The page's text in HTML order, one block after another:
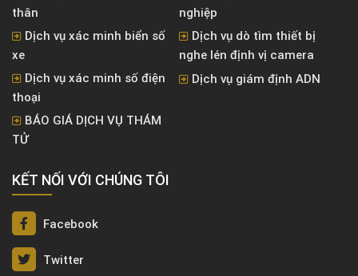
thân
nghiệp
Dịch vụ xác minh biển số
xe
Dịch vụ dò tìm thiết bị
nghe lén định vị camera
Dịch vụ xác minh số điện
thoại
Dịch vụ giám định ADN
BÁO GIÁ DỊCH VỤ THÁM
TỬ
KẾT NỐI VỚI CHÚNG TÔI
Facebook
Twitter